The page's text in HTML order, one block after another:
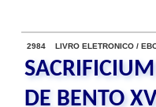
2984 LIVRO ELETRONICO /
DE BENTO